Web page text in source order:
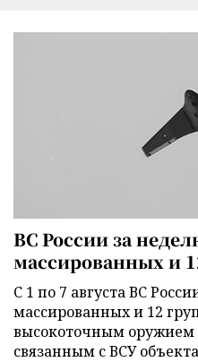
ВС России за
массированных и
С 1 по 7 августа ВС
массированных и 12
высокоточным
связанным с ВСУ